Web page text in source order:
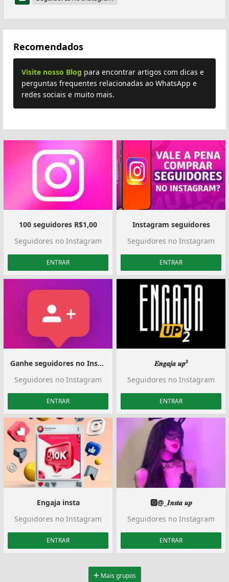
Recomendados
Visite nosso Blog para encontrar artigos com dicas e
perguntas frequentes relacionadas ao WhatsApp e
redes sociais e muito mais.
100 seguidores R$1,00
Seguidores no Instagram
ENTRAR
Instagram seguidores
Seguidores no Instagram
ENTRAR
Ganhe seguidores no Instagram
Seguidores no Instagram
ENTRAR
𝑬𝒏𝒈𝒂𝒋𝒂 𝒖𝒑²
Seguidores no Instagram
ENTRAR
Engaja insta
Seguidores no Instagram
ENTRAR
🅾@_𝑰𝒏𝒔𝒕𝒂 𝒖𝒑
Seguidores no Instagram
ENTRAR
Mais grupos